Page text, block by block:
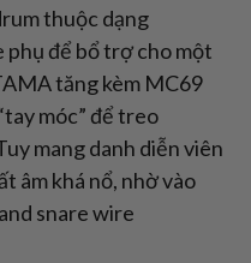
thuộc dạng
phụ để bổ trợ cho một
tăng kèm MC69
móc” để treo
mang danh diễn viên
âm khá nổ, nhờ vào
snare wire